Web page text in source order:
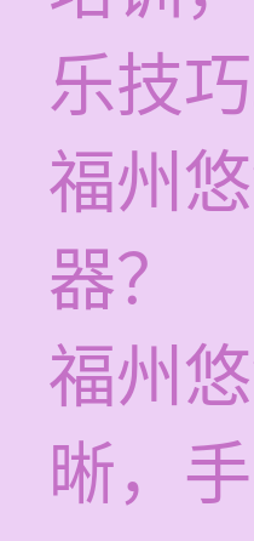
乐技巧
福州
器？
福州
晰，